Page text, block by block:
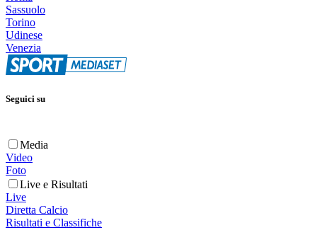
Sassuolo
Torino
Udinese
Venezia
Seguici su
Media
Video
Foto
Live e Risultati
Live
Diretta Calcio
Risultati e Classifiche